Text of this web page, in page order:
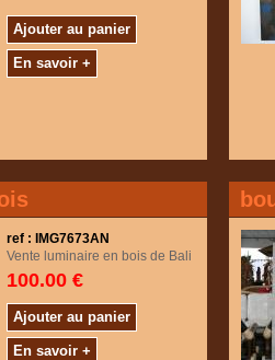
Ajouter au panier
En savoir +
ref : IMG7673AN
Vente luminaire en bois de Bali
100.00 €
Ajouter au panier
En savoir +